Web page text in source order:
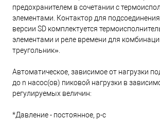
предохранителем в сочетании с
элементами. Контактор для
версии SD комплектуется
элементами и реле времени для
треугольник».
Автоматическое, зависимое от нагрузки
до n насос(ов) пиковой нагрузки в
регулируемых величин:
*Давление - постоянное, p-c